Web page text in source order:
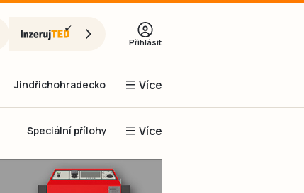
Přihlásit
Obnovit heslo
Jindřichohradecko Více
Prachaticko
Speciální přílohy Více
Inzerce